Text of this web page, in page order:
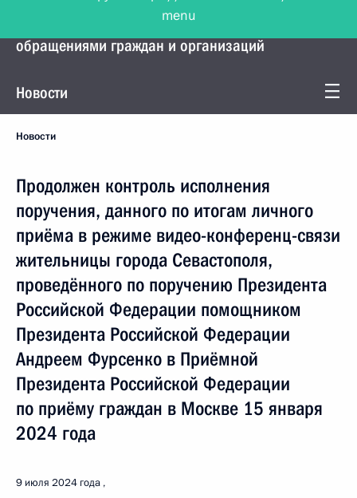
Управление Президента по работе с
обращениями граждан и организаций
Новости
Новости
Продолжен контроль исполнения
поручения, данного по итогам личного
приёма в режиме видео-конференц-связи
жительницы города Севастополя,
проведённого по поручению Президента
Российской Федерации помощником
Президента Российской Федерации
Андреем Фурсенко в Приёмной
Президента Российской Федерации
по приёму граждан в Москве 15 января
2024 года
9 июля 2024 года